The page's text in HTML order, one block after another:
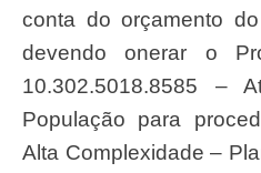
conta do orçamento
devendo onerar o
10.302.5018.8585 –
População para
Alta Complexidade –